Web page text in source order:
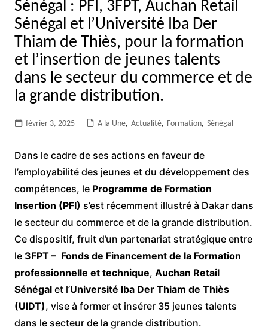
Sénégal : PFI, 3FPT, Auchan Retail
Sénégal et l’Université Iba Der
Thiam de Thiès, pour la formation
et l’insertion de jeunes talents
dans le secteur du commerce et de
la grande distribution.
février 3, 2025 A la Une, Actualité, Formation, Sénégal
Dans le cadre de ses actions en faveur de
l’employabilité des jeunes et du développement des
compétences, le Programme de Formation
Insertion (PFI) s’est récemment illustré à Dakar dans
le secteur du commerce et de la grande distribution.
Ce dispositif, fruit d’un partenariat stratégique entre
le 3FPT – Fonds de Financement de la Formation
professionnelle et technique, Auchan Retail
Sénégalet l’Université Iba Der Thiam de Thiès
(UIDT), vise à former et insérer 35 jeunes talents
dans le secteur de la grande distribution.